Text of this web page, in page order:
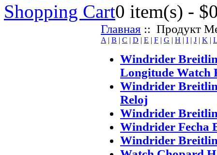
Shopping Cart0 item(s) -
Главная :: Продукт
A | B | C | D | E | F | G | H | I | J | K | L
Windrider
Longitude Watch
Windrider
Reloj
Windrider
Windrider Fecha
Windrider